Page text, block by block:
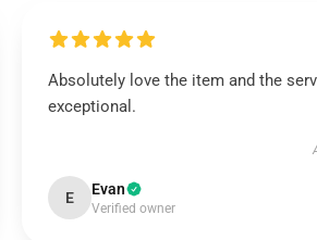
Absolutely love the item and the
exceptional.
E Evan
Verified owner